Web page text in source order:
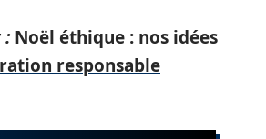
: Noël éthique : nos idées
responsable